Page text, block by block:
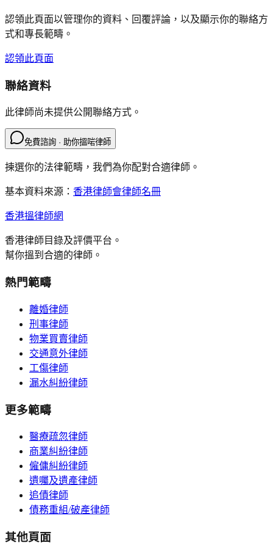
認領此頁面以管理你的資料、回覆評論，以及顯示你的聯絡方
式和專長範疇。
認領此頁面
聯絡資料
此律師尚未提供公開聯絡方式。
免費諮詢 · 助你搵啱律師
揀選你的法律範疇，我們為你配對合適律師。
基本資料來源： 香港律師會律師名冊
香港搵律師網
香港律師目錄及評價平台。
幫你搵到合適的律師。
熱門範疇
離婚律師
刑事律師
物業買賣律師
交通意外律師
工傷律師
漏水糾紛律師
更多範疇
醫療疏忽律師
商業糾紛律師
僱傭糾紛律師
遺囑及遺產律師
追債律師
債務重組/破產律師
其他頁面